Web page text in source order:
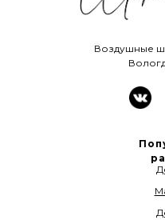
Воздушные